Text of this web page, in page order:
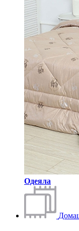
Одеяла